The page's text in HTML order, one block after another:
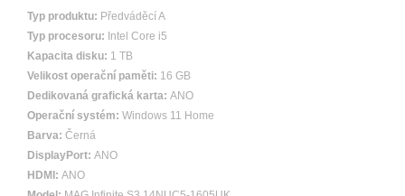
Typ produktu: Předváděcí A
Typ procesoru: Intel Core i5
Kapacita disku: 1 TB
Velikost operační paměti: 16 GB
Dedikovaná grafická karta: ANO
Operační systém: Windows 11 Home
Barva: Černá
DisplayPort: ANO
HDMI: ANO